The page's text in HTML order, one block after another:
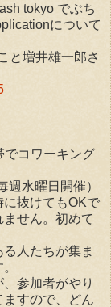
tokyo でぶち
について
と増井雄一郎さ
コワーキング
週水曜日開催）
抜けてもOKで
せん。初めて
人たちが集ま
参加者がやり
すので、どん